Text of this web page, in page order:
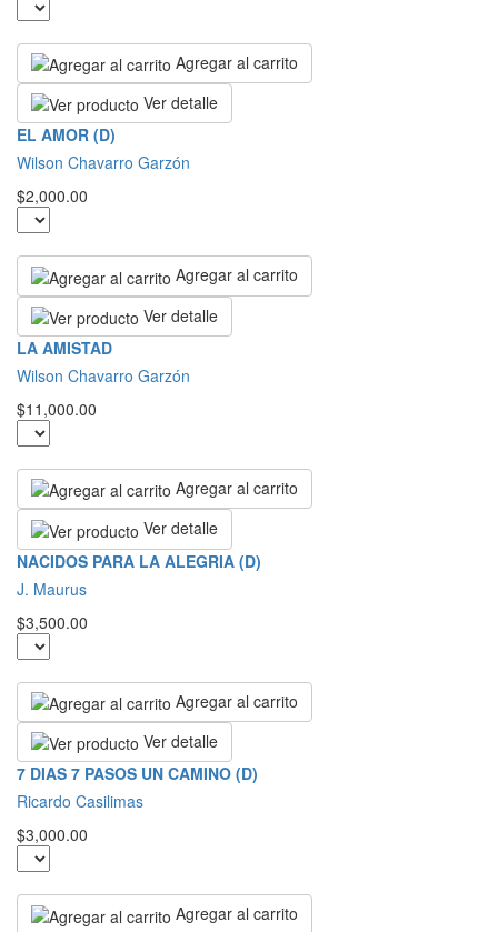
Agregar al carrito
Ver detalle
EL AMOR (D)
Wilson Chavarro Garzón
$2,000.00
Agregar al carrito
Ver detalle
LA AMISTAD
Wilson Chavarro Garzón
$11,000.00
Agregar al carrito
Ver detalle
NACIDOS PARA LA ALEGRIA (D)
J. Maurus
$3,500.00
Agregar al carrito
Ver detalle
7 DIAS 7 PASOS UN CAMINO (D)
Ricardo Casilimas
$3,000.00
Agregar al carrito